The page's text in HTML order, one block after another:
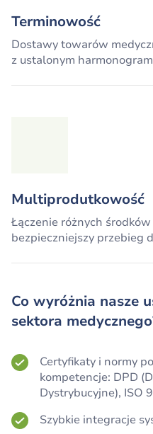
Terminowość
Dostawy towarów
z ustalonym
Multiprodutkowość
Łączenie różnych
bezpieczniejszy przebieg
Co wyróżnia nasze
sektora
Certyfikaty i normy
kompetencje: DPD
Dystrybucyjne), ISO
Szybkie integracje